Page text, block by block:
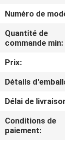
NOUS
D'USINE
DE
QUALITÉ
Numéro de
Quantité de
commande min:
Prix:
Détails
Délai de
Conditions de
paiement: